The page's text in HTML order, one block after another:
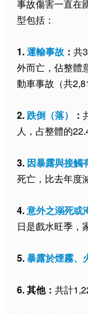
事故傷害一直在
型包括：
1.運輸事故： 共
外而亡，佔整體
動車事故（共
2. 跌倒（落） ：
人，占整體的
3. 因暴露與接觸
死亡，比去年度
4.意外之溺死或
日是戲水旺季，
5.暴露於煙霧、
6. 其他： 共計